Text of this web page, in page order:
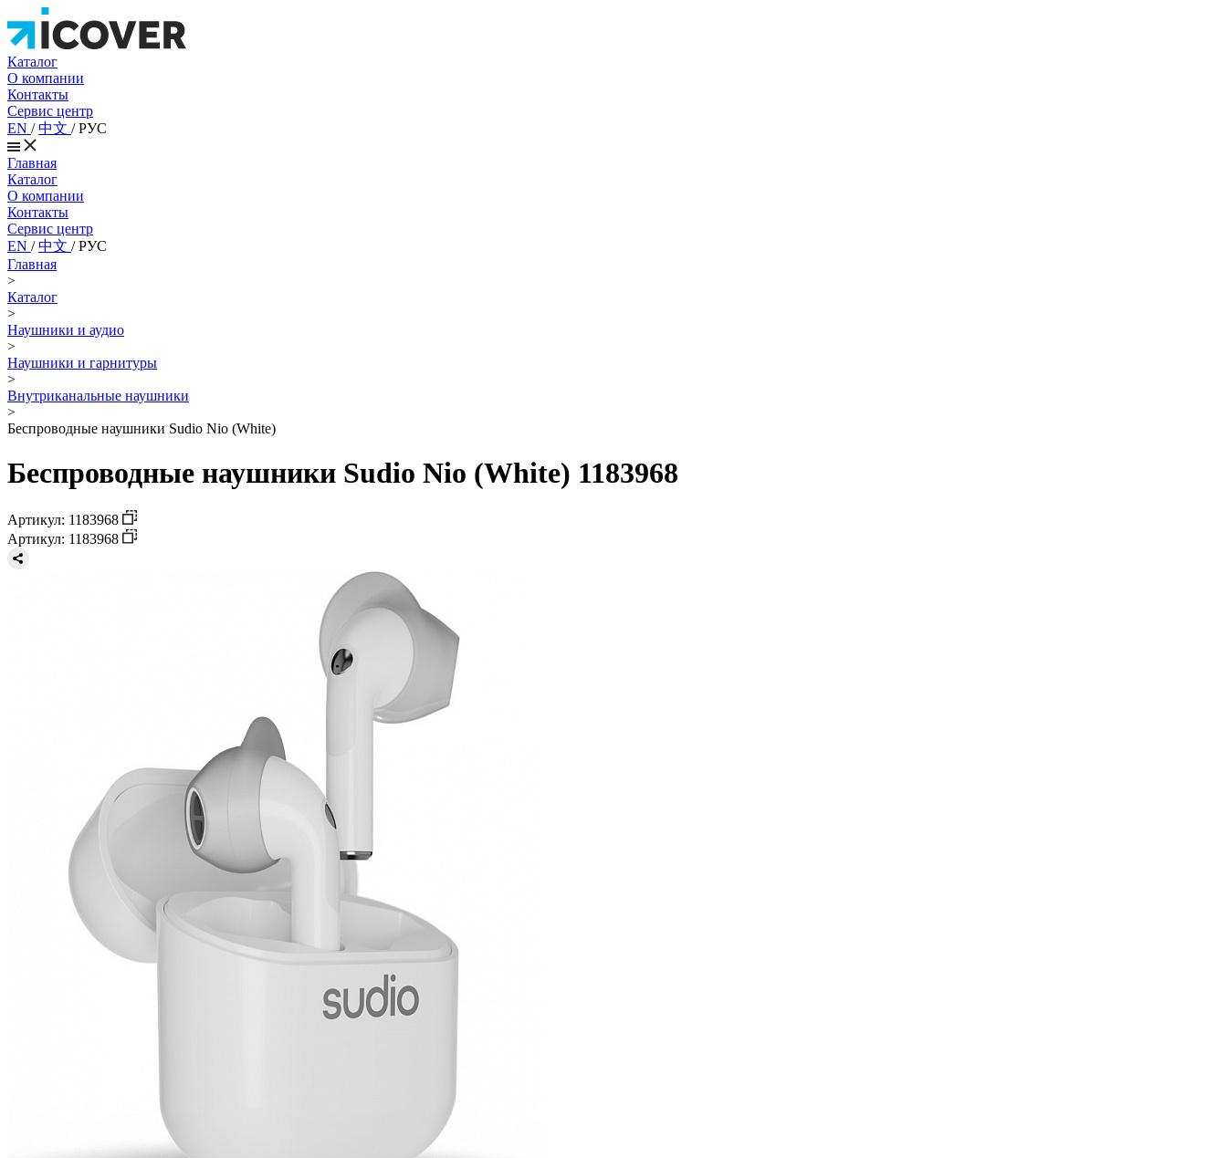
Каталог
О компании
Контакты
Сервис центр
EN /中文 /РУС
Главная
Каталог
О компании
Контакты
Сервис центр
EN /中文 /РУС
Главная
>
Каталог
>
Наушники и аудио
>
Наушники и гарнитуры
>
Внутриканальные наушники
>
Беспроводные наушники Sudio Nio (White)
Беспроводные наушники Sudio Nio (White) 1183968
Артикул: 1183968
Артикул: 1183968